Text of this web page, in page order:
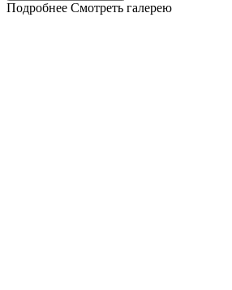
Подробнее Смотреть галерею